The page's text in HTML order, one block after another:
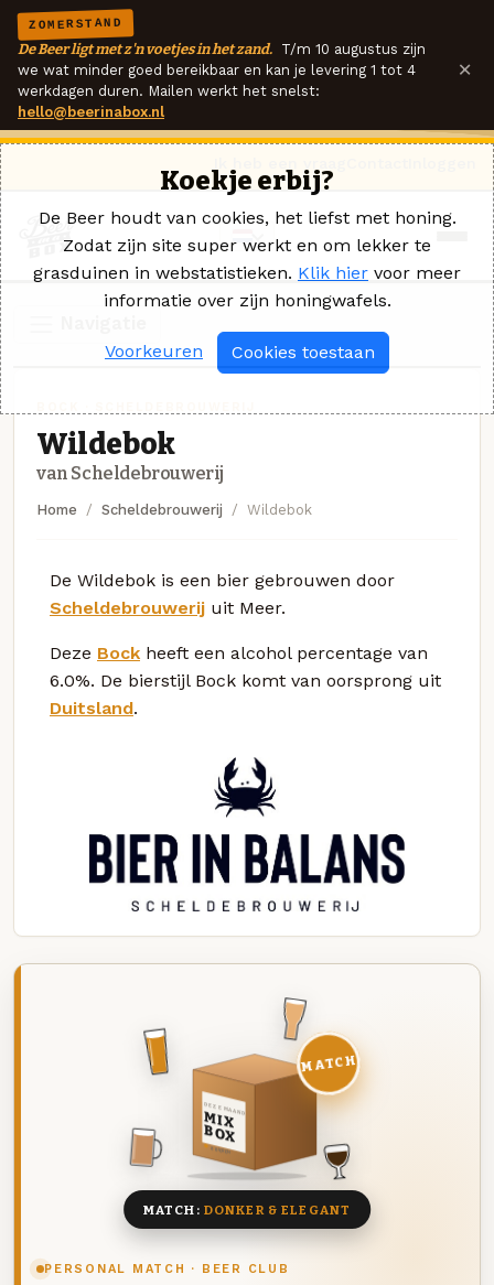
ZOMERSTAND
De Beer ligt met z'n voetjes in het zand. T/m 10 augustus zijn
we wat minder goed bereikbaar en kan je levering 1 tot 4
werkdagen duren. Mailen werkt het snelst:
hello@beerinabox.nl
×
Wildebok
van Scheldebrouwerij
Home Scheldebrouwerij Wildebok
De Wildebok is een bier gebrouwen door
Scheldebrouwerij uit Meer.
Deze Bock heeft een alcohol percentage van
6.0%. De bierstijl Bock komt van oorsprong uit
Duitsland.
PERSONAL MATCH · BEER CLUB
DEZE MAAND
MIX
BOX
8 BIEREN
MATCH
MATCH: DONKER & ELEGANT
Koekje erbij?
De Beer houdt van cookies, het liefst met honing.
Zodat zijn site super werkt en om lekker te
grasduinen in webstatistieken. Klik hier voor meer
informatie over zijn honingwafels.
Voorkeuren Cookies toestaan